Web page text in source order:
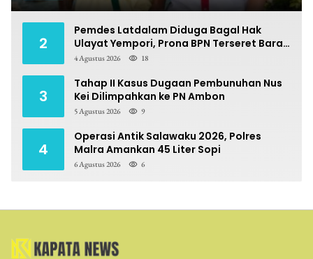
2
Pemdes Latdalam Diduga Bagal Hak
Ulayat Yempori, Prona BPN Terseret Bara
Sengketa
4 Agustus 2026 18
3
Tahap II Kasus Dugaan Pembunuhan Nus
Kei Dilimpahkan ke PN Ambon
5 Agustus 2026 9
4
Operasi Antik Salawaku 2026, Polres
Malra Amankan 45 Liter Sopi
6 Agustus 2026 6